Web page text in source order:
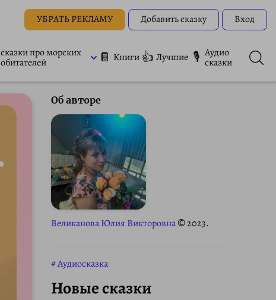
УБРАТЬ РЕКЛАМУ Добавить сказку Вход
сказки про морских
обитателей 📔 Книги 👍 Лучшие 🎙 Аудио
сказки
Об авторе
Великанова Юлия Викторовна© 2023.
Аудиосказка
Новые сказки